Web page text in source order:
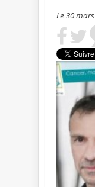
Le 30